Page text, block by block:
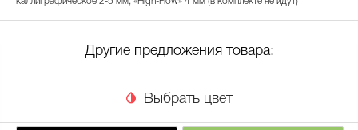
Другие предложения товара:
Выбрать цвет